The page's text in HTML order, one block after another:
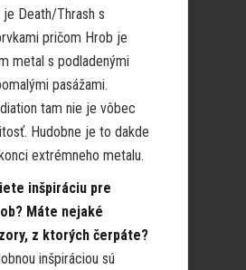
Death/Thrash s
pričom Hrob je
metal s podladenými
pasážami.
tam nie je vôbec
Hudobne je to dakde
extrémneho metalu.
inšpiráciu pre
Máte nejaké
z ktorých čerpáte?
inšpiráciou sú